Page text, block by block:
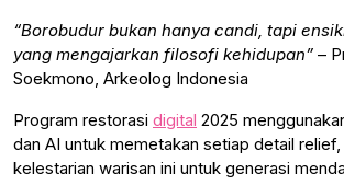
“Borobudur bukan hanya candi, tapi
yang mengajarkan filosofi kehidupan” –
Soekmono, Arkeolog Indonesia
Program restorasi digital 2025
dan AI untuk memetakan setiap detail
kelestarian warisan ini untuk generasi